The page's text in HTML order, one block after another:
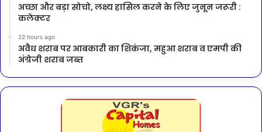
अच्छा और बड़ा सोचो, लक्ष्य हासिल करने के लिए जुनून जरूरी :
कलेक्टर
22 hours ago
अवैध शराब पर आबकारी का शिकंजा, महुआ शराब व एमपी की
अंग्रेजी शराब जब्त